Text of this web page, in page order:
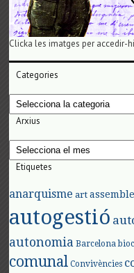
Clicka les imatges per accedir-hi
Categories
Categories
Arxius
Arxius
Etiquetes
anarquisme art
autogestió
autonomia Barcelona
comunal Convivències